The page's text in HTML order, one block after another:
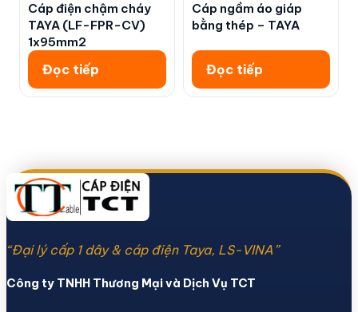
Cáp điện chậm cháy
TAYA (LF-FPR-CV)
1x95mm2
Đọc tiếp
Cáp ngầm áo giáp
bằng thép – TAYA
Đọc tiếp
“Đại lý cấp 1 dây & cáp điện Taya, LS-VINA”
Công ty TNHH Thương Mại và Dịch Vụ TCT